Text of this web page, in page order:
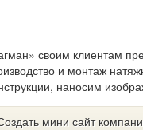
своим клиентам
и монтаж
наносим
мини сайт